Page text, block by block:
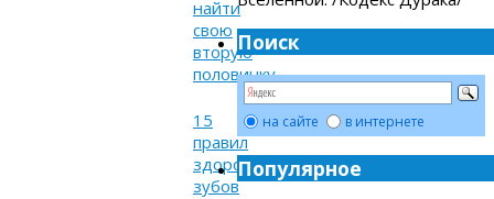
найти
свою
вторую
половинку
15
правил
здоровых
зубов
Поиск
на сайте в интернете
Популярное